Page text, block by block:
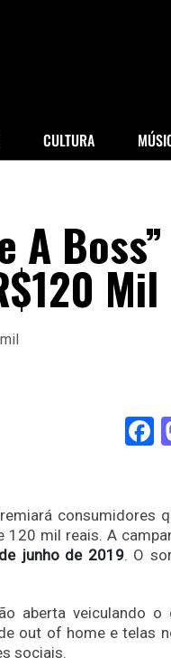
CULTURA
A
Mil
consumidores
mil reais. A
junho de 2019. O
aberta veiculando o
out of home e telas
sociais.